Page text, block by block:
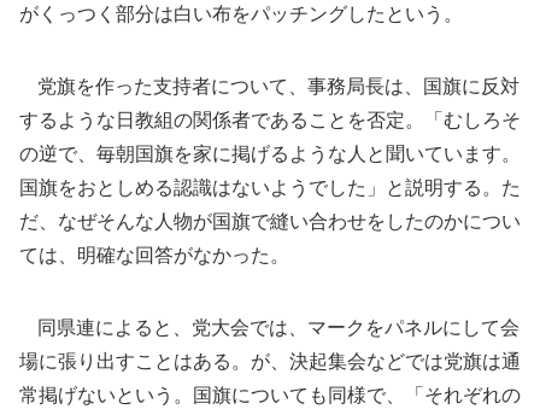
がくっつく部分は白い布をパッチングしたという。
党旗を作った支持者について、事務局長は、国旗に反対
するような日教組の関係者であることを否定。「むしろそ
の逆で、毎朝国旗を家に掲げるような人と聞いています。
国旗をおとしめる認識はないようでした」と説明する。た
だ、なぜそんな人物が国旗で縫い合わせをしたのかについ
ては、明確な回答がなかった。
同県連によると、党大会では、マークをパネルにして会
場に張り出すことはある。が、決起集会などでは党旗は通
常掲げないという。国旗についても同様で、「それぞれの